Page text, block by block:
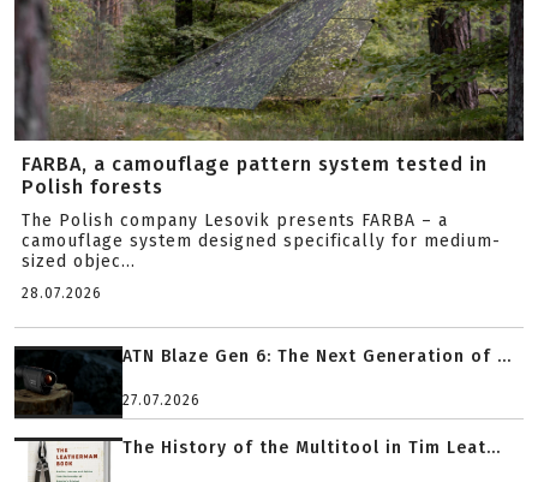
FARBA, a camouflage pattern system tested in
Polish forests
The Polish company Lesovik presents FARBA – a
camouflage system designed specifically for medium-
sized objec...
28.07.2026
ATN Blaze Gen 6: The Next Generation of ...
27.07.2026
The History of the Multitool in Tim Leat...